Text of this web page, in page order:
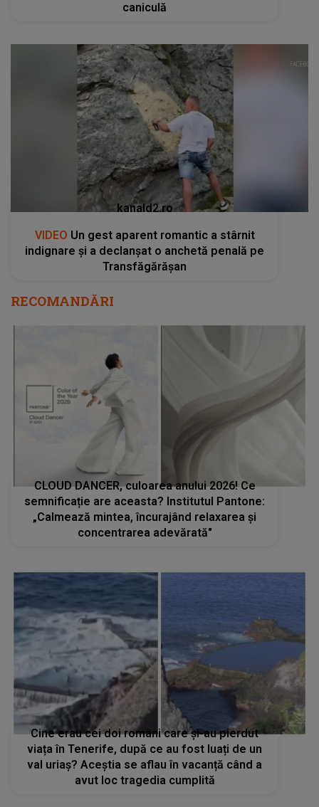
caniculă
kanald2.ro
VIDEO Un gest aparent romantic a stârnit
indignare și a declanșat o anchetă penală pe
Transfăgărășan
RECOMANDĂRI
CLOUD DANCER, culoarea anului 2026! Ce
semnificație are aceasta? Institutul Pantone:
„Calmează mintea, încurajând relaxarea şi
concentrarea adevărată"
Cine erau cei doi români care și-au pierdut
viața în Tenerife, după ce au fost luați de un
val uriaș? Aceștia se aflau în vacanță când a
avut loc tragedia cumplită